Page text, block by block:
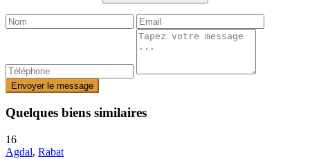
Envoyer le message
Quelques biens similaires
16
Agdal, Rabat